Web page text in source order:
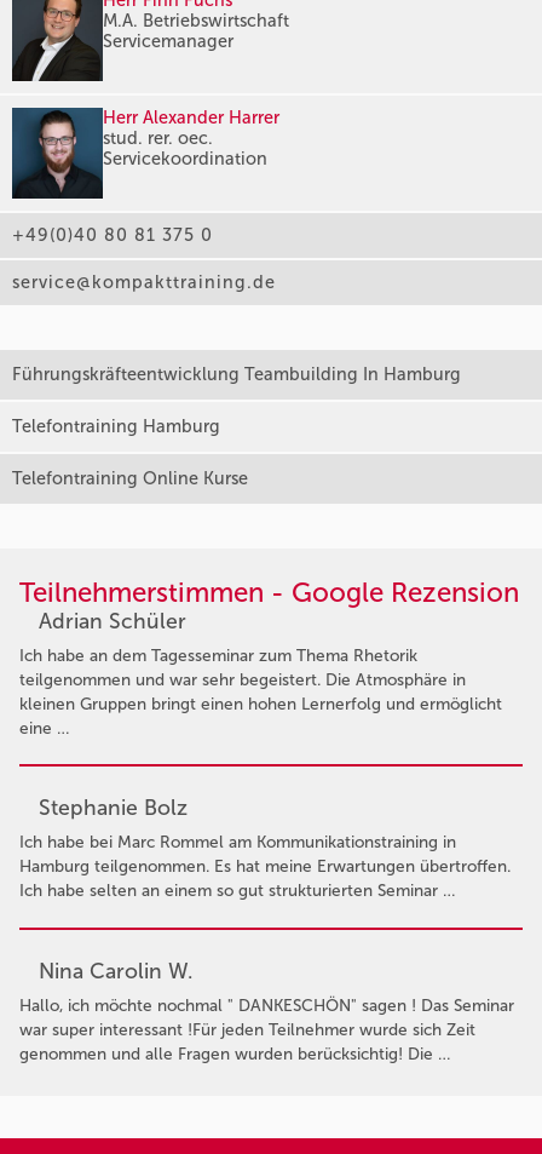
M.A. Betriebswirtschaft
Servicemanager
Herr Alexander Harrer
stud. rer. oec.
Servicekoordination
+49(0)40 80 81 375 0
service@kompakttraining.de
Führungskräfteentwicklung Teambuilding In Hamburg
Telefontraining Hamburg
Telefontraining Online Kurse
Teilnehmerstimmen - Google Rezension
Adrian Schüler
Ich habe an dem Tagesseminar zum Thema Rhetorik
teilgenommen und war sehr begeistert. Die Atmosphäre in
kleinen Gruppen bringt einen hohen Lernerfolg und ermöglicht
eine …
Stephanie Bolz
Ich habe bei Marc Rommel am Kommunikationstraining in
Hamburg teilgenommen. Es hat meine Erwartungen übertroffen.
Ich habe selten an einem so gut strukturierten Seminar …
Nina Carolin W.
Hallo, ich möchte nochmal " DANKESCHÖN" sagen ! Das Seminar
war super interessant !Für jeden Teilnehmer wurde sich Zeit
genommen und alle Fragen wurden berücksichtig! Die …